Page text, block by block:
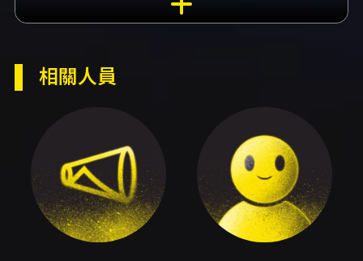
作曲真島俊夫、作曲哈里.揚森、作曲艾佛烈德.呂
本場音樂會以「情繫萬象」為題，由臺灣管樂團
與指揮Theo Wolters以及女高音蔡澐宣共同呈
獻，曲目從抒情獨唱到具戲劇性的語言與器樂意
象，構築一場跨文化、跨情感層次的管樂聆聽經
驗。節目開首以揚·范德魯斯特（Jan van der
相關人員